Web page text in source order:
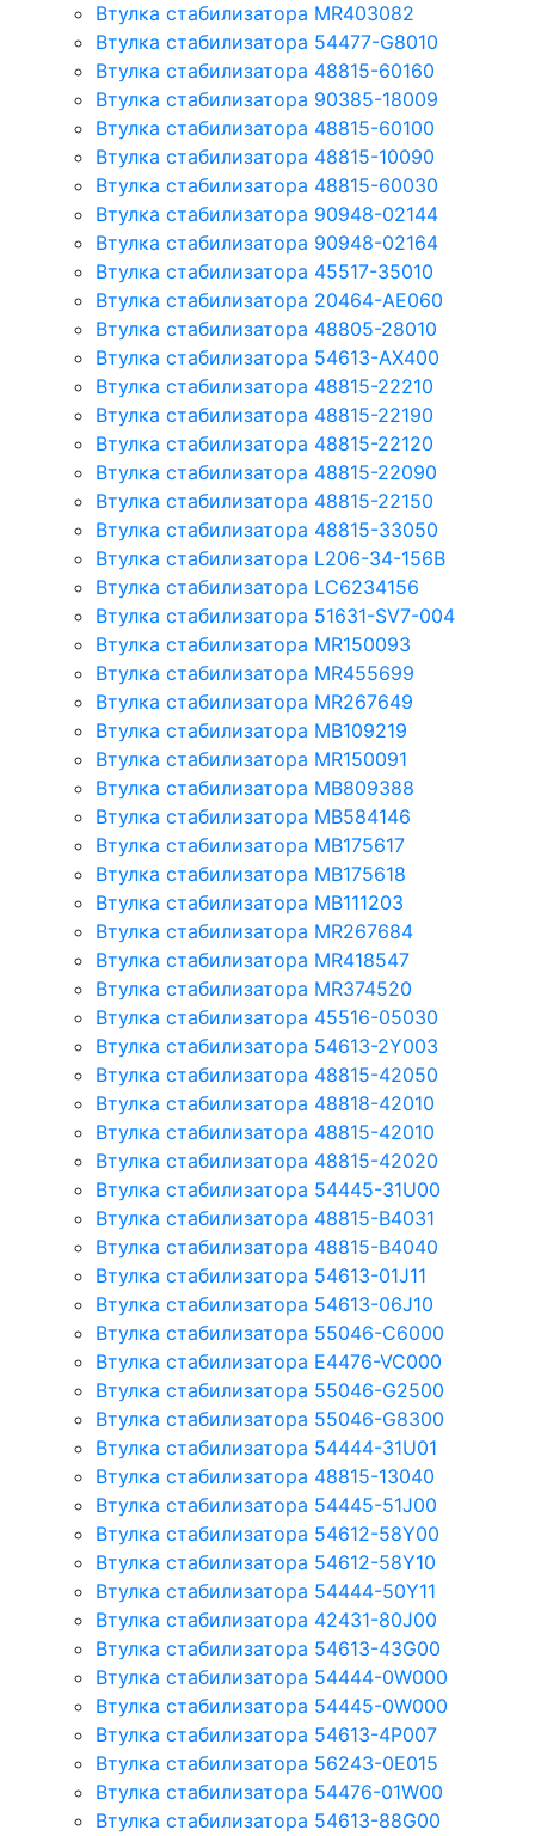
Втулка стабилизатора MR403082
Втулка стабилизатора 54477-G8010
Втулка стабилизатора 48815-60160
Втулка стабилизатора 90385-18009
Втулка стабилизатора 48815-60100
Втулка стабилизатора 48815-10090
Втулка стабилизатора 48815-60030
Втулка стабилизатора 90948-02144
Втулка стабилизатора 90948-02164
Втулка стабилизатора 45517-35010
Втулка стабилизатора 20464-AE060
Втулка стабилизатора 48805-28010
Втулка стабилизатора 54613-AX400
Втулка стабилизатора 48815-22210
Втулка стабилизатора 48815-22190
Втулка стабилизатора 48815-22120
Втулка стабилизатора 48815-22090
Втулка стабилизатора 48815-22150
Втулка стабилизатора 48815-33050
Втулка стабилизатора L206-34-156B
Втулка стабилизатора LC6234156
Втулка стабилизатора 51631-SV7-004
Втулка стабилизатора MR150093
Втулка стабилизатора MR455699
Втулка стабилизатора MR267649
Втулка стабилизатора MB109219
Втулка стабилизатора MR150091
Втулка стабилизатора MB809388
Втулка стабилизатора MB584146
Втулка стабилизатора MB175617
Втулка стабилизатора MB175618
Втулка стабилизатора MB111203
Втулка стабилизатора MR267684
Втулка стабилизатора MR418547
Втулка стабилизатора MR374520
Втулка стабилизатора 45516-05030
Втулка стабилизатора 54613-2Y003
Втулка стабилизатора 48815-42050
Втулка стабилизатора 48818-42010
Втулка стабилизатора 48815-42010
Втулка стабилизатора 48815-42020
Втулка стабилизатора 54445-31U00
Втулка стабилизатора 48815-B4031
Втулка стабилизатора 48815-B4040
Втулка стабилизатора 54613-01J11
Втулка стабилизатора 54613-06J10
Втулка стабилизатора 55046-C6000
Втулка стабилизатора E4476-VC000
Втулка стабилизатора 55046-G2500
Втулка стабилизатора 55046-G8300
Втулка стабилизатора 54444-31U01
Втулка стабилизатора 48815-13040
Втулка стабилизатора 54445-51J00
Втулка стабилизатора 54612-58Y00
Втулка стабилизатора 54612-58Y10
Втулка стабилизатора 54444-50Y11
Втулка стабилизатора 42431-80J00
Втулка стабилизатора 54613-43G00
Втулка стабилизатора 54444-0W000
Втулка стабилизатора 54445-0W000
Втулка стабилизатора 54613-4P007
Втулка стабилизатора 56243-0E015
Втулка стабилизатора 54476-01W00
Втулка стабилизатора 54613-88G00